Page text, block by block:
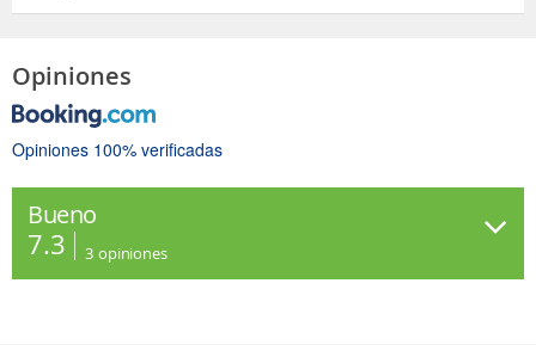
Opiniones
Opiniones 100% verificadas
Bueno
7.3 3 opiniones